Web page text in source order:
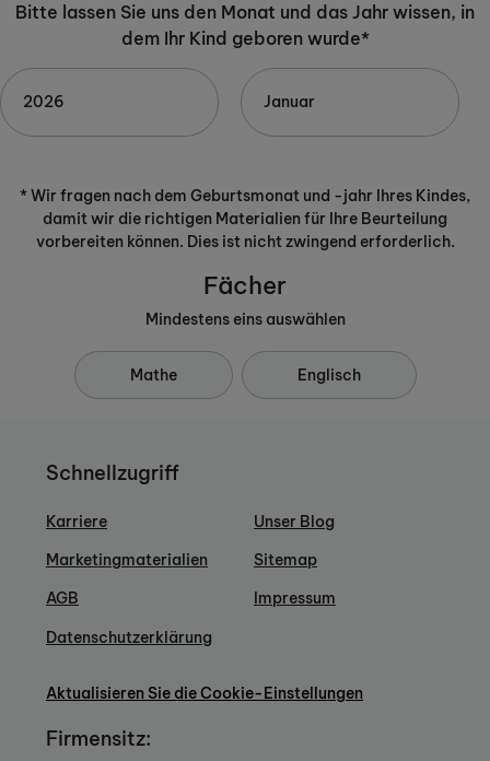
Bitte lassen Sie uns den Monat und das Jahr wissen, in
dem Ihr Kind geboren wurde*
* Wir fragen nach dem Geburtsmonat und -jahr Ihres Kindes,
damit wir die richtigen Materialien für Ihre Beurteilung
vorbereiten können. Dies ist nicht zwingend erforderlich.
Fächer
Mindestens eins auswählen
Mathe Englisch
Schnellzugriff
Karriere
Marketingmaterialien
AGB
Datenschutzerklärung
Unser Blog
Sitemap
Impressum
Aktualisieren Sie die Cookie-Einstellungen
Firmensitz: